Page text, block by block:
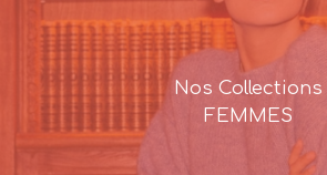
Nos Collections
FEMMES